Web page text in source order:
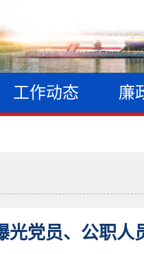
工作动态 廉
光党员、公职